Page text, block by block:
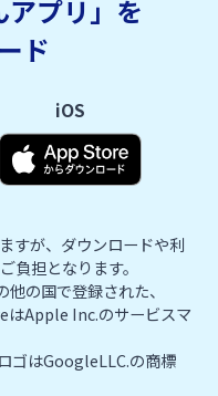
プリ」を
ド
iOS
すが、ダウンロードや利
負担となります。
の国で登録された、
Apple Inc.のサービスマ
はGoogleLLC.の商標